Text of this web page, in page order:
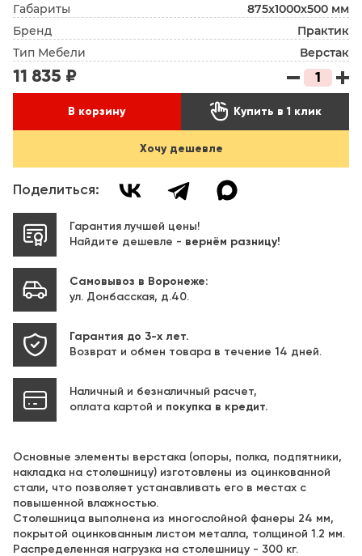
Габариты
875x1000x500 мм
Бренд
Практик
Тип Мебели
Верстак
11 835 ₽
В корзину  Купить в 1 клик
Хочу дешевле
Поделиться:
Гарантия лучшей цены!
Найдите дешевле - вернём разницу!
Самовывоз в Воронеже:
ул. Донбасская, д.40.
Гарантия до 3-х лет.
Возврат и обмен товара в течение 14 дней.
Наличный и безналичный расчет,
оплата картой и покупка в кредит.
Основные элементы верстака (опоры, полка, подпятники,
накладка на столешницу) изготовлены из оцинкованной
стали, что позволяет устанавливать его в местах с
повышенной влажностью.
Столешница выполнена из многослойной фанеры 24 мм,
покрытой оцинкованным листом металла, толщиной 1.2 мм.
Распределенная нагрузка на столешницу - 300 кг.